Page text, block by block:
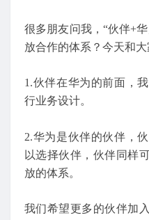
很多朋友问我，“伙伴+
放合作的体系？今天和大
1.伙伴在华为的前面，
行业务设计。
2.华为是伙伴的伙伴，
以选择伙伴，伙伴同样
放的体系。
我们希望更多的伙伴加